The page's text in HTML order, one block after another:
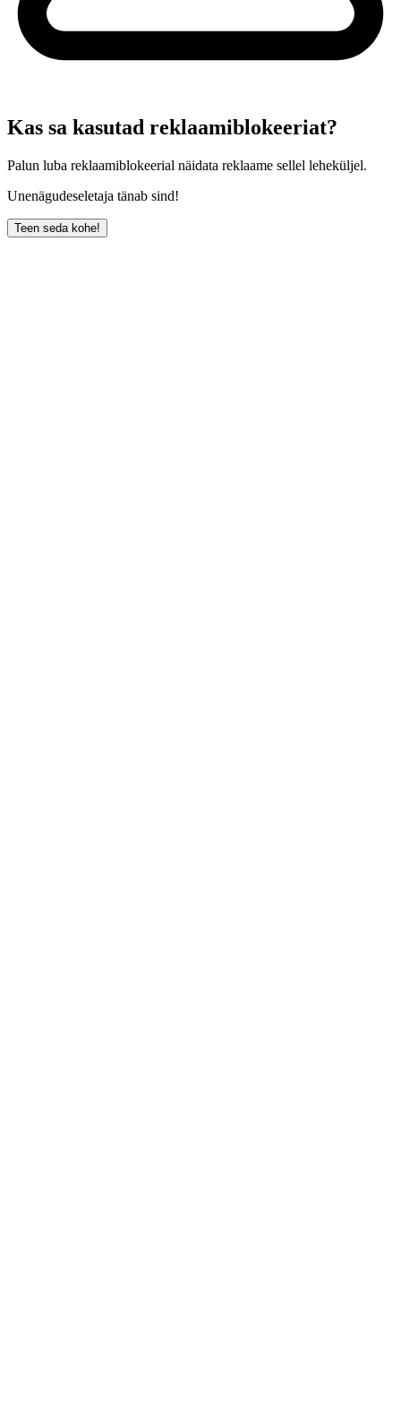
Kas sa kasutad reklaamiblokeeriat?
Palun luba reklaamiblokeerial näidata reklaame sellel leheküljel.
Unenägudeseletaja tänab sind!
Teen seda kohe!